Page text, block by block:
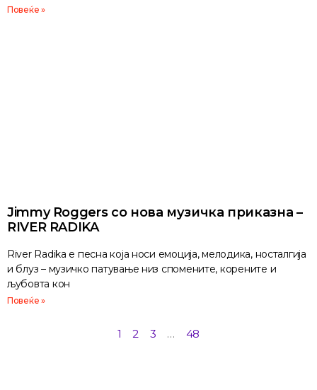
Повеќе »
Jimmy Roggers со нова музичка приказна –
RIVER RADIKA
River Radika е песна која носи емоција, мелодика, носталгија
и блуз – музичко патување низ спомените, корените и
љубовта кон
Повеќе »
1 2 3 … 48